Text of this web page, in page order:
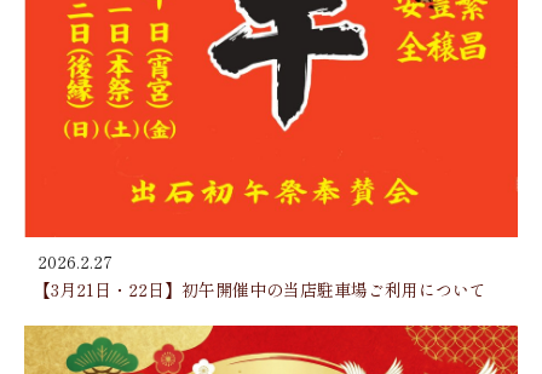
2026.2.27
【3月21日・22日】初午開催中の当店駐車場ご利用について